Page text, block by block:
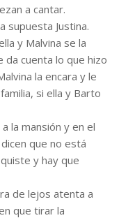
a cantar.
supuesta Justina.
y Malvina se la
da cuenta lo que hizo
la encara y le
si ella y Barto
la mansión y en el
que no está
y hay que
de lejos atenta a
que tirar la